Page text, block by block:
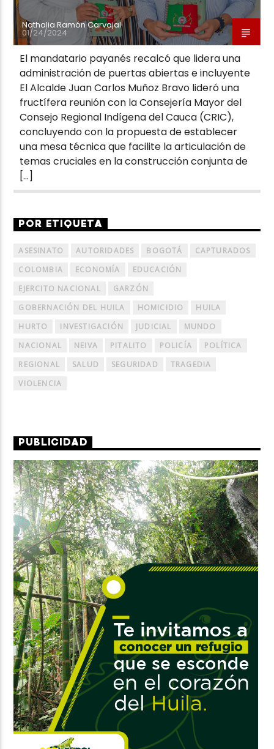
Nathalia Ramón Carvajal
01/24/2024
El mandatario payanés recalcó que lidera una
administración de puertas abiertas e incluyente
El Alcalde Juan Carlos Muñoz Bravo lideró una
fructífera reunión con la Consejería Mayor del
Consejo Regional Indígena del Cauca (CRIC),
concluyendo con la propuesta de establecer
una mesa técnica que facilite la articulación de
temas cruciales en la construcción conjunta de
[…]
POR ETIQUETA
ASESINATO AUTORIDADES BOGOTÁ
CAPTURADOS
COLOMBIA
ECONOMÍA
EDUCACIÓN
EJERCITO NACIONAL
GARZÓN
GOBERNACIÓN DEL HUILA
HOMICIDIO
HUILA
HURTO
INVESTIGACIÓN JUDICIAL
MUNDO
NACIONAL
NEIVA PITALITO POLICÍA
POLÍTICA
REGIONAL
SALUD SEGURIDAD
TRAGEDIA
VIOLENCIA
PUBLICIDAD